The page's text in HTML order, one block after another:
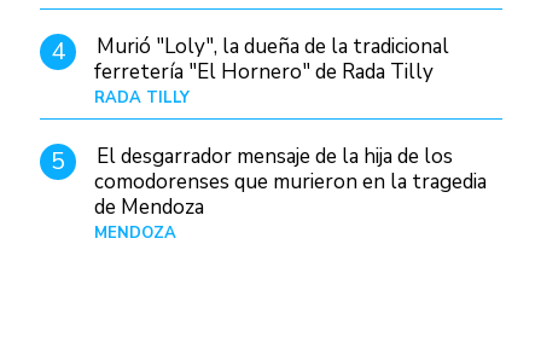
4
Murió "Loly", la dueña de la tradicional
ferretería "El Hornero" de Rada Tilly
RADA TILLY
5
El desgarrador mensaje de la hija de los
comodorenses que murieron en la tragedia
de Mendoza
MENDOZA